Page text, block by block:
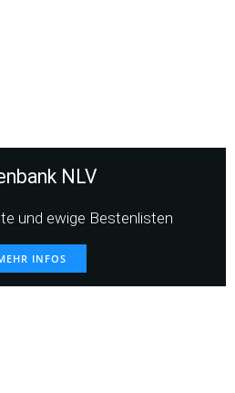
NLV
und ewige Bestenlisten
INFOS